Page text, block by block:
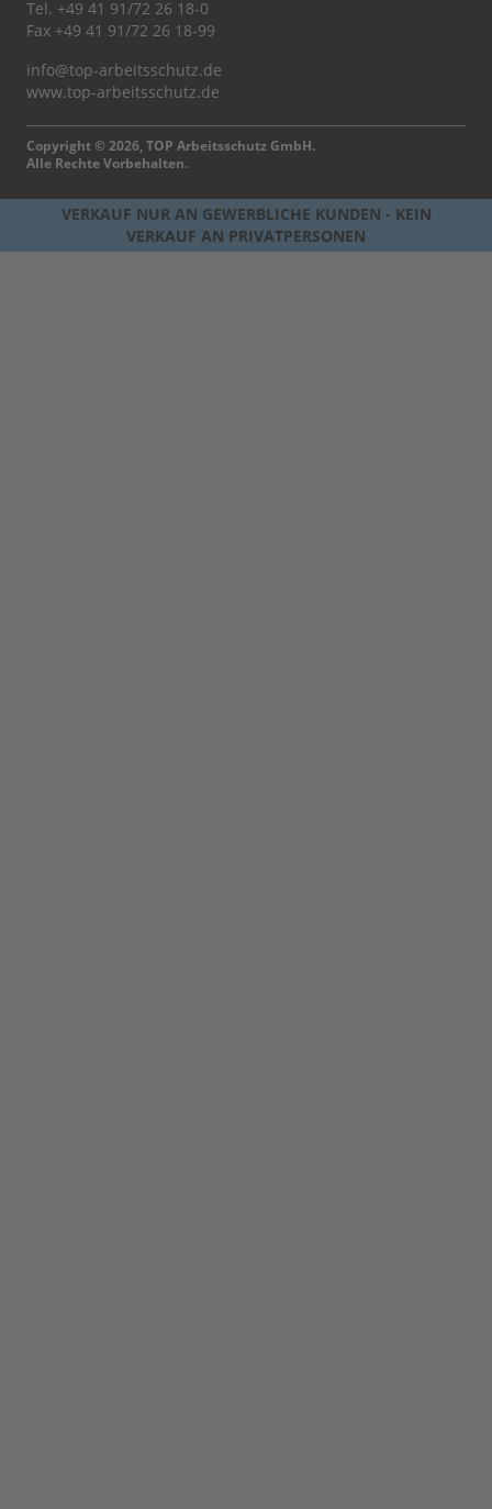
Tel. +49 41 91/72 26 18-0
Fax +49 41 91/72 26 18-99
info@top-arbeitsschutz.de
www.top-arbeitsschutz.de
Copyright © 2026, TOP Arbeitsschutz GmbH.
Alle Rechte Vorbehalten.
VERKAUF NUR AN GEWERBLICHE KUNDEN - KEIN
VERKAUF AN PRIVATPERSONEN